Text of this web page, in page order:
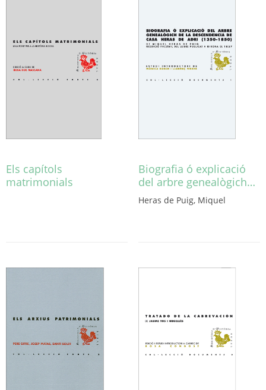
Els capítols
matrimonials
Biografia ó explicació
del arbre genealògich…
Heras de Puig, Miquel